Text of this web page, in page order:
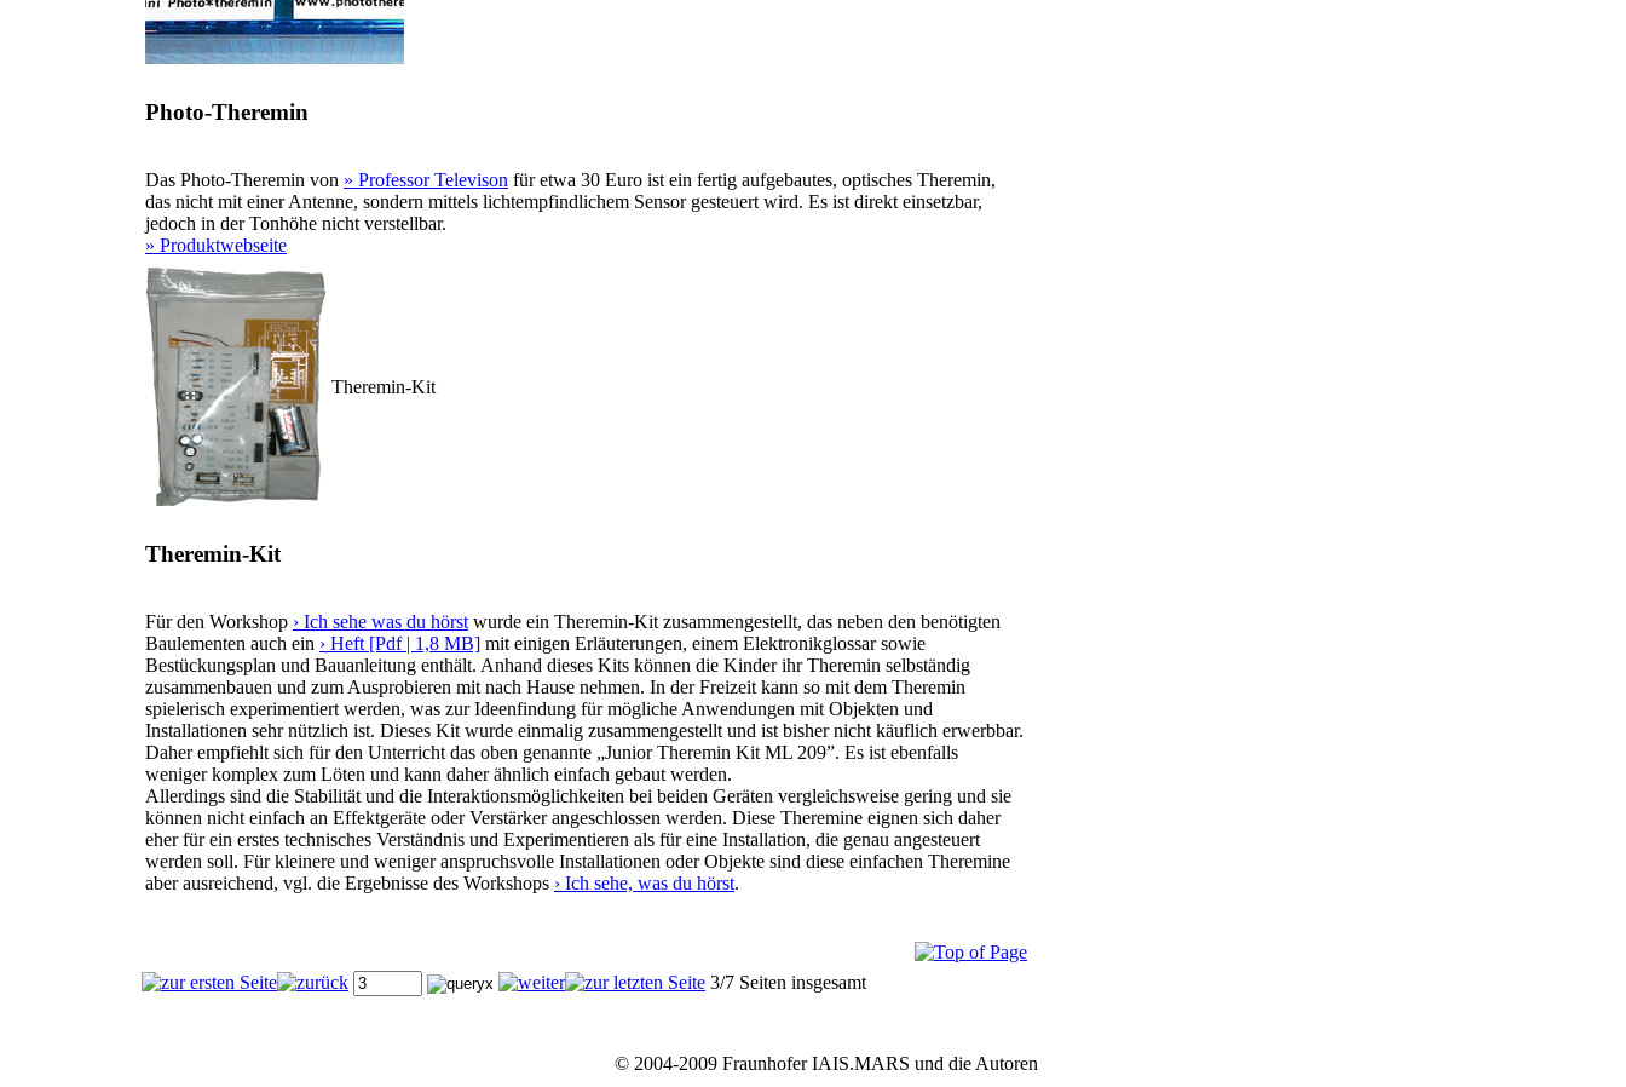
Photo-Theremin
Das Photo-Theremin von » Professor Televison für etwa 30 Euro ist ein fertig aufgebautes, optisches Theremin,
das nicht mit einer Antenne, sondern mittels lichtempfindlichem Sensor gesteuert wird. Es ist direkt einsetzbar,
jedoch in der Tonhöhe nicht verstellbar.
» Produktwebseite
Theremin-Kit
Theremin-Kit
Für den Workshop › Ich sehe was du hörstwurde ein Theremin-Kit zusammengestellt, das neben den benötigten
Baulementen auch ein › Heft [Pdf | 1,8 MB] mit einigen Erläuterungen, einem Elektronikglossar sowie
Bestückungsplan und Bauanleitung enthält. Anhand dieses Kits können die Kinder ihr Theremin selbständig
zusammenbauen und zum Ausprobieren mit nach Hause nehmen. In der Freizeit kann so mit dem Theremin
spielerisch experimentiert werden, was zur Ideenfindung für mögliche Anwendungen mit Objekten und
Installationen sehr nützlich ist. Dieses Kit wurde einmalig zusammengestellt und ist bisher nicht käuflich erwerbbar.
Daher empfiehlt sich für den Unterricht das oben genannte „Junior Theremin Kit ML 209”. Es ist ebenfalls
weniger komplex zum Löten und kann daher ähnlich einfach gebaut werden.
Allerdings sind die Stabilität und die Interaktionsmöglichkeiten bei beiden Geräten vergleichsweise gering und sie
können nicht einfach an Effektgeräte oder Verstärker angeschlossen werden. Diese Theremine eignen sich daher
eher für ein erstes technisches Verständnis und Experimentieren als für eine Installation, die genau angesteuert
werden soll. Für kleinere und weniger anspruchsvolle Installationen oder Objekte sind diese einfachen Theremine
aber ausreichend, vgl. die Ergebnisse des Workshops › Ich sehe, was du hörst.
3/7 Seiten insgesamt
© 2004-2009 Fraunhofer IAIS.MARS und die Autoren